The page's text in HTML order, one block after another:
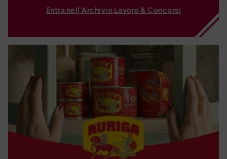
Entra nell'Archivio Lavoro & Concorsi